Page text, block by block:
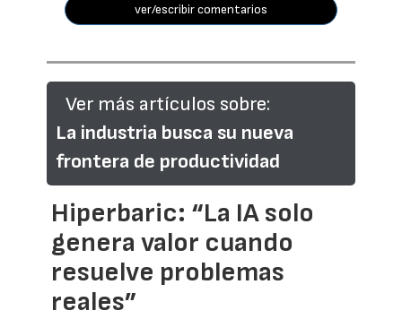
ver/escribir comentarios
Ver más artículos sobre:
La industria busca su nueva
frontera de productividad
Hiperbaric: “La IA solo
genera valor cuando
resuelve problemas
reales”